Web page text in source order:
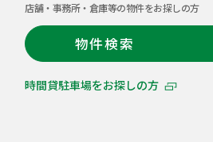
会
社
ジ
イ
店舗・事務所・倉庫等の物件をお探しの方
物件検索
時間貸駐車場をお探しの方